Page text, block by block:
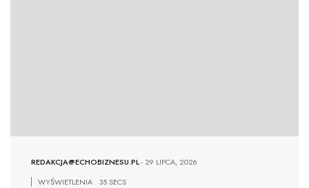
REDAKCJA@ECHOBIZNESU.PL-29 LIPCA, 2026
WYŚWIETLENIA
35 SECS